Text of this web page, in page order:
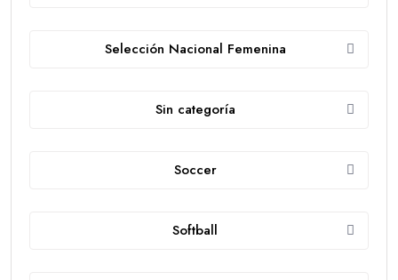
Selección Nacional Femenina
Sin categoría
Soccer
Softball